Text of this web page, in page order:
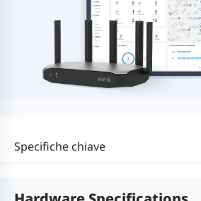
Specifiche chiave